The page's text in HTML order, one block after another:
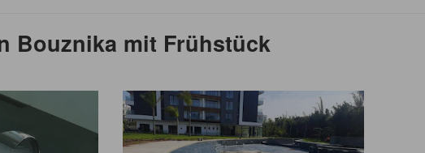
Bouznika mit Frühstück